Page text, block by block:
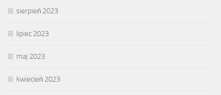
sierpień 2023
lipiec 2023
maj 2023
kwiecień 2023